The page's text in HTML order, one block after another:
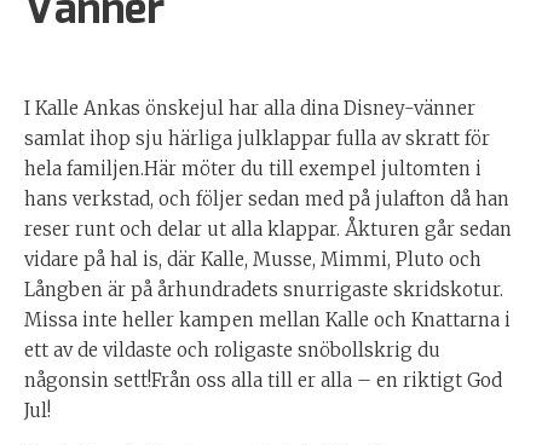
I Kalle Ankas önskejul har alla dina Disney-vänner
samlat ihop sju härliga julklappar fulla av skratt för
hela familjen.Här möter du till exempel jultomten i
hans verkstad, och följer sedan med på julafton då han
reser runt och delar ut alla klappar. Åkturen går sedan
vidare på hal is, där Kalle, Musse, Mimmi, Pluto och
Långben är på århundradets snurrigaste skridskotur.
Missa inte heller kampen mellan Kalle och Knattarna i
ett av de vildaste och roligaste snöbollskrig du
någonsin sett!Från oss alla till er alla – en riktigt God
Jul!